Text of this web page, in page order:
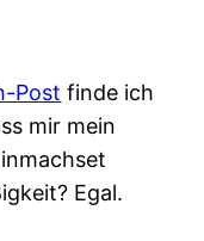
Post finde ich
mir mein
Egal.